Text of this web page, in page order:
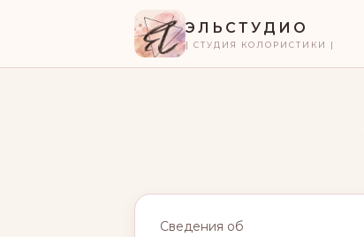
ЭЛЬСТУДИО
| СТУДИЯ КОЛОРИСТИКИ |
Сведения об